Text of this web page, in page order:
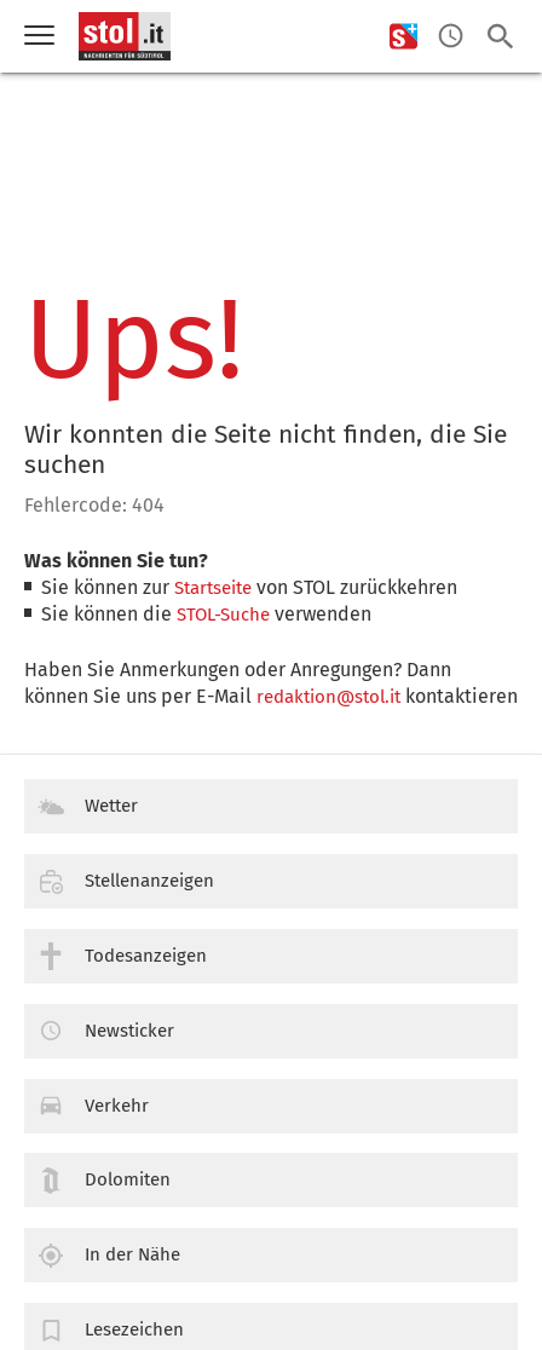
Ups!
Wir konnten die Seite nicht finden, die Sie
suchen
Fehlercode: 404
Was können Sie tun?
Sie können zurStartseite von STOL zurückkehren
Sie können dieSTOL-Suche verwenden
Haben Sie Anmerkungen oder Anregungen? Dann
können Sie uns per E-Mail redaktion@stol.itkontaktieren
Wetter
Stellenanzeigen
Todesanzeigen
Newsticker
Verkehr
Dolomiten
In der Nähe
Lesezeichen